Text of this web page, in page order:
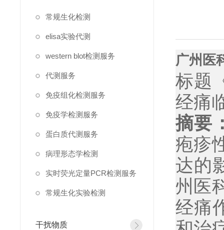
常规生化检测
elisa实验代测
western blot检测服务
代测服务
免疫组化检测服务
免疫学检测服务
蛋白质代测服务
病理形态学检测
实时荧光定量PCR检测服务
常规生化实验检测
干扰物质
广州医
标题
经痛
摘要
疱疹
达的
州医
经痛